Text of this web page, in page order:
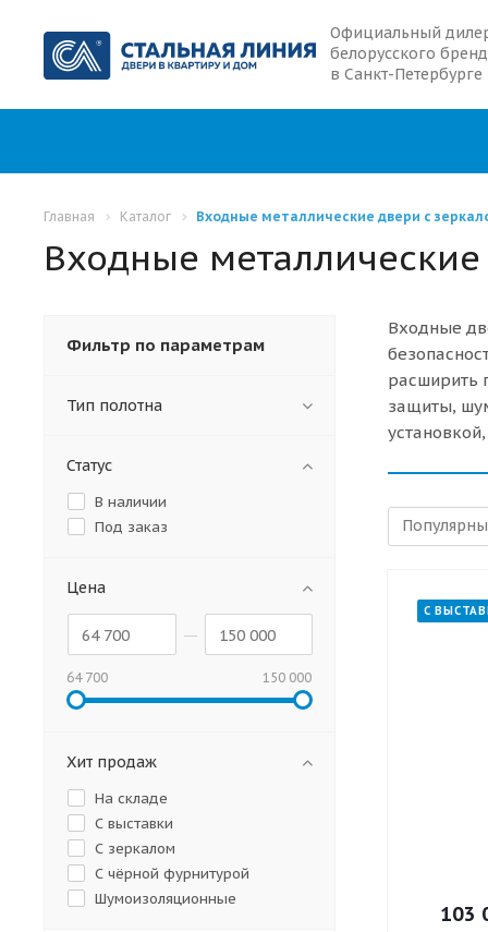
Официальный
белорусского
в Санкт-Петербурге
Главная Каталог Входные металлические двери с
Входные
Входные
расширить
защиты,
С
103
Фильтр по параметрам
Тип полотна
Статус
В наличии
Под заказ
Цена
64 700 150 000
Хит продаж
На складе
С выставки
С зеркалом
С чёрной фурнитурой
Шумоизоляционные